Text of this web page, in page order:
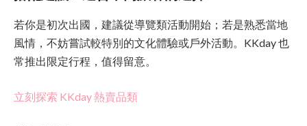
若你是初次出國，建議從導覽類活動開始；若是熟悉當地
風情，不妨嘗試較特別的文化體驗或戶外活動。KKday 也
常推出限定行程，值得留意。
立刻探索 KKday 熱賣品類